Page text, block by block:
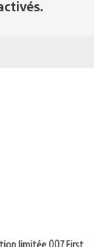
limitée 007 First